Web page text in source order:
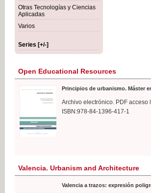
Otras Tecnologías y Ciencias
Aplicadas
Varios
Series [+/-]
Open Educational Resources
Principios de urbanismo. Máster
Archivo electrónico. PDF acceso
ISBN:978-84-1396-417-1
Valencia. Urbanism and Architecture
Valencia a trazos: expresión